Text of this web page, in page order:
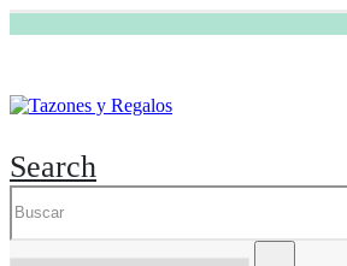
Search